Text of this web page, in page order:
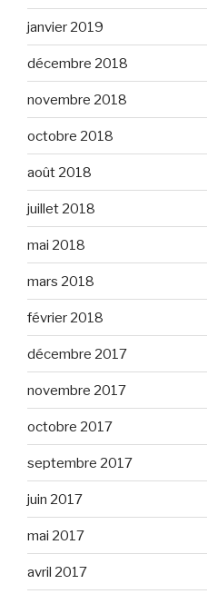
janvier 2019
décembre 2018
novembre 2018
octobre 2018
août 2018
juillet 2018
mai 2018
mars 2018
février 2018
décembre 2017
novembre 2017
octobre 2017
septembre 2017
juin 2017
mai 2017
avril 2017